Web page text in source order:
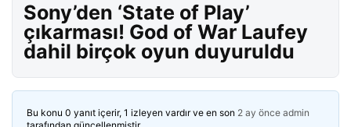
Sony’den ‘State of Play’
çıkarması! God of War Laufey
dahil birçok oyun duyuruldu
Bu konu 0 yanıt içerir, 1 izleyen vardır ve en son 2 ay önce admin